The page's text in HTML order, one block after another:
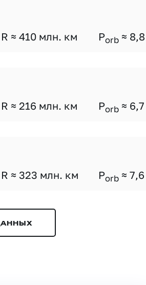
R ≈ 410 млн. км Porb ≈ 8,8
R ≈ 216 млн. км Porb ≈ 6,7
R ≈ 323 млн. км Porb ≈ 7,6